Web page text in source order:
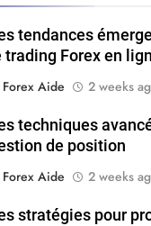
tendances
trading Forex en
Forex Aide
2 weeks
techniques
de position
Forex Aide
2 weeks
stratégies pour